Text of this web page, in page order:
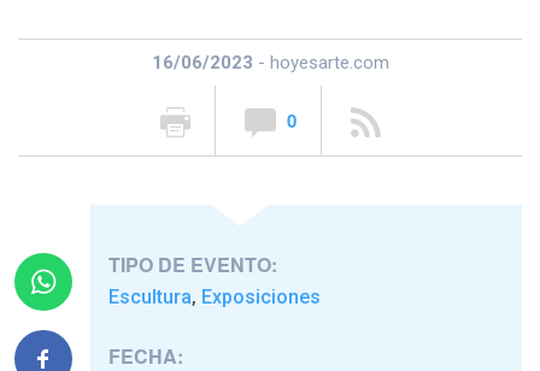
16/06/2023 - hoyesarte.com
0
TIPO DE EVENTO:
Escultura, Exposiciones
FECHA: